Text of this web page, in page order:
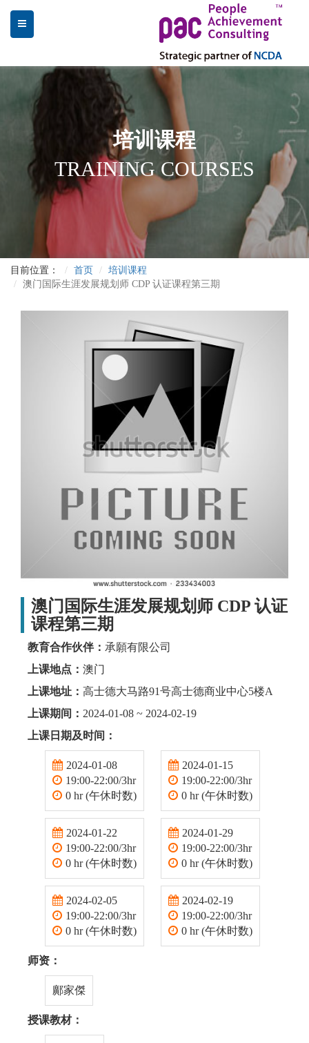
培训课程
TRAINING COURSES
目前位置： 首页
培训课程
澳门国际生涯发展规划师 CDP 认证课程第三期
澳门国际生涯发展规划师 CDP 认证
课程第三期
教育合作伙伴： 承願有限公司
上课地点： 澳门
上课地址： 高士德大马路91号高士德商业中心5楼A
上课期间： 2024-01-08 ~ 2024-02-19
上课日期及时间：
2024-01-08
19:00-22:00/3hr
0 hr (午休时数)
2024-01-15
19:00-22:00/3hr
0 hr (午休时数)
2024-01-22
19:00-22:00/3hr
0 hr (午休时数)
2024-01-29
19:00-22:00/3hr
0 hr (午休时数)
2024-02-05
19:00-22:00/3hr
0 hr (午休时数)
2024-02-19
19:00-22:00/3hr
0 hr (午休时数)
师资：
鄺家傑
授课教材：